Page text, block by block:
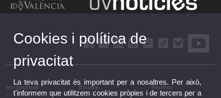
Institucional
Institucional
Estudis
Estudis i formació
Recerca
Recerca, innovació i
Cookies i política de
privacitat
La teva privacitat és important per a nosaltres. Per això,
t'informem que utilitzem cookies pròpies i de tercers per a